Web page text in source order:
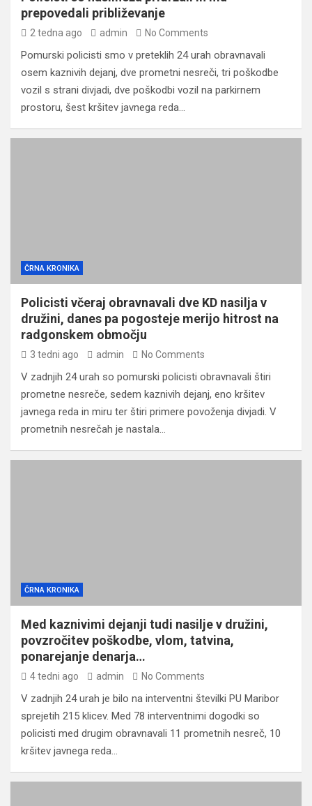
prepovedali približevanje
2 tedna ago admin No Comments
Pomurski policisti smo v preteklih 24 urah obravnavali
osem kaznivih dejanj, dve prometni nesreči, tri poškodbe
vozil s strani divjadi, dve poškodbi vozil na parkirnem
prostoru, šest kršitev javnega reda…
ČRNA KRONIKA
Policisti včeraj obravnavali dve KD nasilja v
družini, danes pa pogosteje merijo hitrost na
radgonskem območju
3 tedni ago admin No Comments
V zadnjih 24 urah so pomurski policisti obravnavali štiri
prometne nesreče, sedem kaznivih dejanj, eno kršitev
javnega reda in miru ter štiri primere povoženja divjadi. V
prometnih nesrečah je nastala…
ČRNA KRONIKA
Med kaznivimi dejanji tudi nasilje v družini,
povzročitev poškodbe, vlom, tatvina,
ponarejanje denarja…
4 tedni ago admin No Comments
V zadnjih 24 urah je bilo na interventni številki PU Maribor
sprejetih 215 klicev. Med 78 interventnimi dogodki so
policisti med drugim obravnavali 11 prometnih nesreč, 10
kršitev javnega reda…